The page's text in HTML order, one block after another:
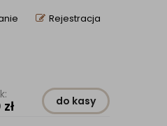
Rejestracja
zł do kasy